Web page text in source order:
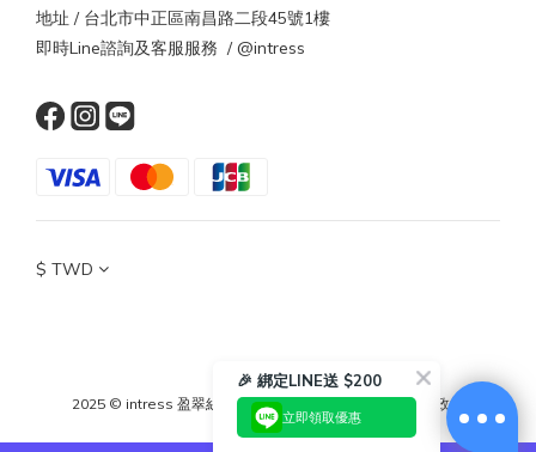
地址 / 台北市中正區南昌路二段45號1樓
即時Line諮詢及客服服務 / @intress
$ TWD
2025 © intress 盈翠絲 條款與細則｜隱私政策｜退換貨政策
🎉 綁定LINE送 $200
立即領取優惠